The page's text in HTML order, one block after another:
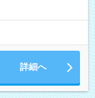
詳細へ